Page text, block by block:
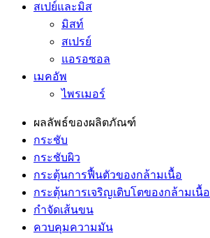
สเปย์และมิส
มิสท์
สเปรย์
แอรอซอล
เมคอัพ
ไพรเมอร์
ผลลัพธ์ของผลิตภัณฑ์
กระชับ
กระชับผิว
กระตุ้นการฟื้นตัวของกล้ามเนื้อ
กระตุ้นการเจริญเติบโตของกล้ามเนื้อ
กำจัดเส้นขน
ควบคุมความมัน